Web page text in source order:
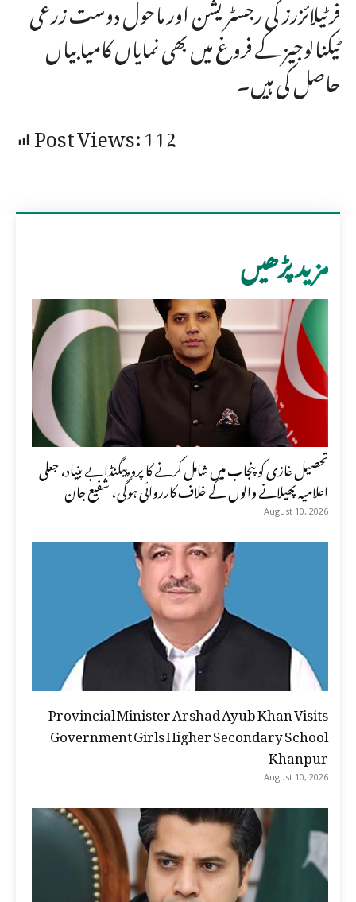
فرٹیلائزرز کی رجسٹریشن اور ماحول دوست زرعی
ٹیکنالوجیز کے فروغ میں بھی نمایاں کامیابیاں
حاصل کی ہیں۔
Post Views:112
مزید پڑھیں
تحصیل غازی کو پنجاب میں شامل کرنے کا پروپیگنڈا بے بنیاد، جعلی
اعلامیہ پھیلانے والوں کے خلاف کارروائی ہوگی، شفیع جان
August 10, 2026
Provincial Minister Arshad Ayub Khan Visits
Government Girls Higher Secondary School
Khanpur
August 10, 2026